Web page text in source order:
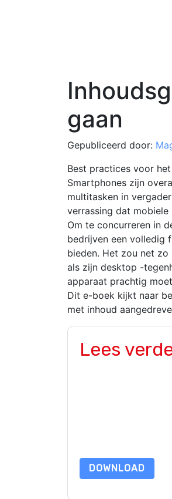
gaan
Gepubliceerd door:
Best practices voor
Smartphones zijn
multitasken in
verrassing dat
Om te concurreren in
bedrijven een volledig
bieden. Het zou net
als zijn desktop -
apparaat prachtig
Dit e-boek kijkt naar
met inhoud
Lees
DOWNLOAD